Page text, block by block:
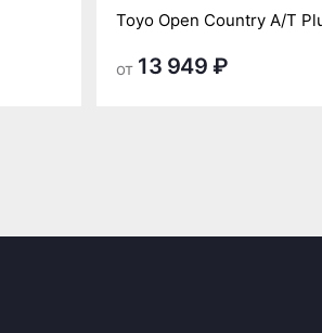
Toyo Open Country A/T
от 13 949 ₽